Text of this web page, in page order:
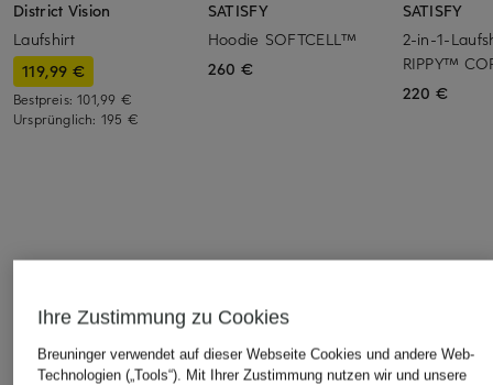
District Vision
Laufshirt
119,99 €
Bestpreis:101,99 €
Ursprünglich: 195 €
SATISFY
Hoodie SOFTCELL™
260 €
SATISFY
2-in-1-
RIPPY™
220 €
Ihre Zustimmung zu Cookies
Breuninger verwendet auf dieser Webseite Cookies und andere Web-
Technologien („Tools“). Mit Ihrer Zustimmung nutzen wir und unsere